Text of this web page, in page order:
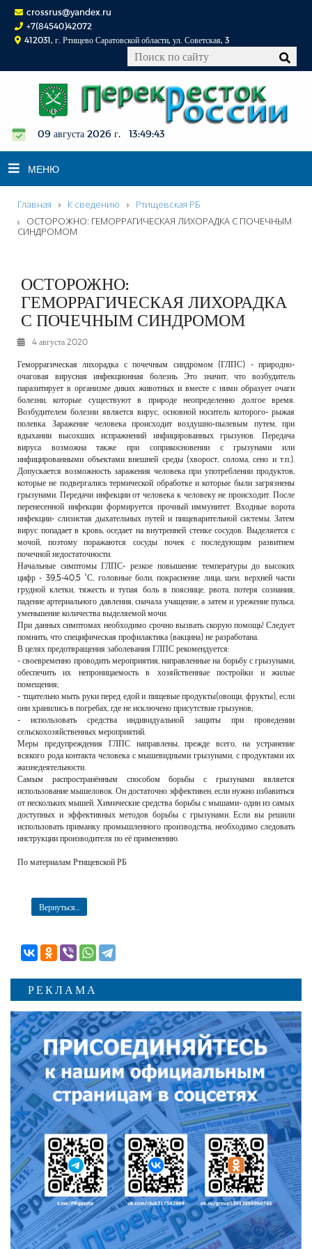
crossrus@yandex.ru
+7(84540)42072
412031, г. Ртищево Саратовской области, ул. Советская, 3
09 августа 2026 г. 13:49:44
МЕНЮ
НОВОСТИ
ОФИЦИАЛЬНО
КОНКУРСЫ
ФОТОРЕПОРТАЖИ
РЕКЛАМОДАТЕЛЯМ
ОБЪЯВЛЕНИЯ
КОНТАКТЫ
Главная К сведению
Ртищевская РБ
ОСТОРОЖНО: ГЕМОРРАГИЧЕСКАЯ ЛИХОРАДКА С ПОЧЕЧНЫМ
СИНДРОМОМ
ОСТОРОЖНО:
ГЕМОРРАГИЧЕСКАЯ ЛИХОРАДКА
С ПОЧЕЧНЫМ СИНДРОМОМ
4 августа 2020
Геморрагическая лихорадка с почечным синдромом (ГЛПС) - природно-
очаговая вирусная инфекционная болезнь. Это значит, что возбудитель
паразитирует в организме диких животных и вместе с ними образует очаги
болезни, которые существуют в природе неопределенно долгое время.
Возбудителем болезни является вирус, основной носитель которого- рыжая
полевка. Заражение человека происходит воздушно-пылевым путем, при
вдыхании высохших испражнений инфицированных грызунов. Передача
вируса возможна также при соприкосновении с грызунами или
инфицированными объектами внешней среды (хворост, солома, сено и т.п.).
Допускается возможность заражения человека при употреблении продуктов,
которые не подвергались термической обработке и которые были загрязнены
грызунами. Передачи инфекции от человека к человеку не происходит. После
перенесенной инфекции формируется прочный иммунитет. Входные ворота
инфекции- слизистая дыхательных путей и пищеварительной системы. Затем
вирус попадает в кровь, оседает на внутренней стенке сосудов. Выделяется с
мочой, поэтому поражаются сосуды почек с последующим развитием
почечной недостаточности.
Начальные симптомы ГЛПС- резкое повышение температуры до высоких
цифр - 39,5-40,5 ˚С, головные боли, покраснение лица, шеи, верхней части
грудной клетки, тяжесть и тупая боль в пояснице, рвота, потеря сознания,
падение артериального давления, сначала учащение, а затем и урежение пульса,
уменьшение количества выделяемой мочи.
При данных симптомах необходимо срочно вызвать скорую помощь! Следует
помнить, что специфическая профилактика (вакцина) не разработана.
В целях предотвращения заболевания ГЛПС рекомендуется:
- своевременно проводить мероприятия, направленные на борьбу с грызунами,
обеспечить их непроницаемость в хозяйственные постройки и жилые
помещения;
- тщательно мыть руки перед едой и пищевые продукты(овощи, фрукты), если
они хранились в погребах, где не исключено присутствие грызунов;
- использовать средства индивидуальной защиты при проведении
сельскохозяйственных мероприятий.
Меры предупреждения ГЛПС направлены, прежде всего, на устранение
всякого рода контакта человека с мышевидными грызунами, с продуктами их
жизнедеятельности.
Самым распространённым способом борьбы с грызунами является
использование мышеловок. Он достаточно эффективен, если нужно избавиться
от нескольких мышей. Химические средства борьбы с мышами- один из самых
доступных и эффективных методов борьбы с грызунами. Если вы решили
использовать приманку промышленного производства, необходимо следовать
инструкции производителя по её применению.
По материалам Ртищевской РБ
Вернуться...
РЕКЛАМА